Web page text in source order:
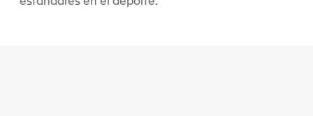
estándares en el deporte.